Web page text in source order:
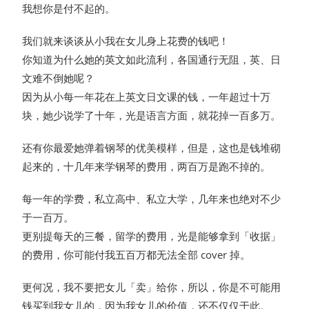
我想你是付不起的。
我们就来谈谈从小我在女儿身上花费的钱吧！
你知道为什么她的英文如此流利，各国通行无阻，英、日
文难不倒她呢？
因为从小每一年花在上英文日文课的钱，一年超过十万
块，她少说学了十年，光是语言方面，就花掉一百多万。
还有你最爱她弹着钢琴的优美模样，但是，这也是钱堆砌
起来的，十几年来学钢琴的费用，两百万是跑不掉的。
每一年的学费，私立高中、私立大学，几年来也绝对不少
于一百万。
更别提每天的三餐，留学的费用，光是能够拿到「收据」
的费用，你可能付我五百万都无法全部 cover 掉。
更何况，我不要把女儿「卖」给你，所以，你是不可能用
钱买到我女儿的，因为我女儿的价值，还不仅仅于此。